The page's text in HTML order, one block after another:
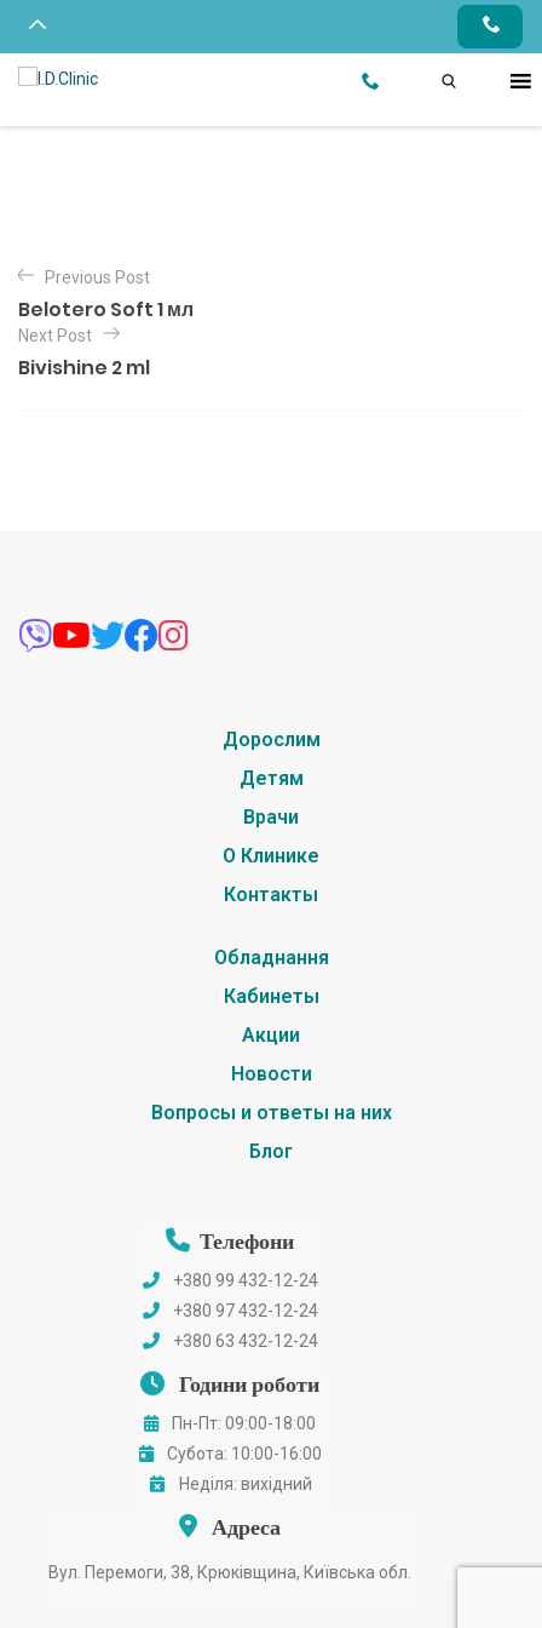
Previous Post
Belotero Soft 1 мл
Next Post
Bivishine 2 ml
Дорослим
Детям
Врачи
О Клинике
Контакты
Обладнання
Кабинеты
Акции
Новости
Вопросы и ответы на них
Блог
Телефони
+380 99 432-12-24
+380 97 432-12-24
+380 63 432-12-24
Години роботи
Пн-Пт: 09:00-18:00
Субота: 10:00-16:00
Неділя: вихідний
Адреса
Вул. Перемоги, 38, Крюківщина, Київська обл.